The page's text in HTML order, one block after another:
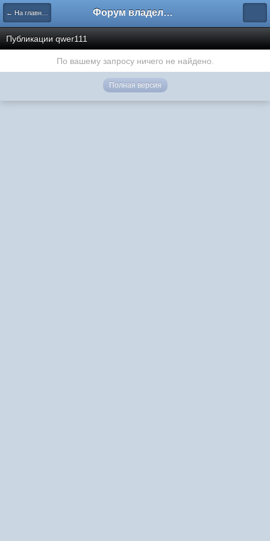
← На главную Форум владельцев интернет-магазинов
Публикации qwer111
По вашему запросу ничего не найдено.
Полная версия